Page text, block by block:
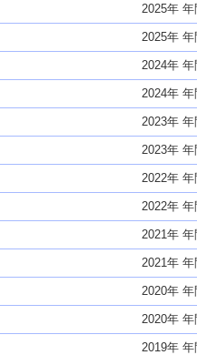
2025年
2025年
2024年
2024年
2023年
2023年
2022年
2022年
2021年
2021年
2020年
2020年
2019年